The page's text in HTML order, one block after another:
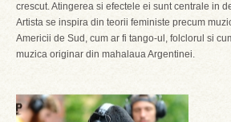
crescut. Atingerea si efectele ei sunt centrale in
Artista se inspira din teorii feministe precum
Americii de Sud, cum ar fi tango-ul, folclorul si
muzica originar din mahalaua Argentinei.